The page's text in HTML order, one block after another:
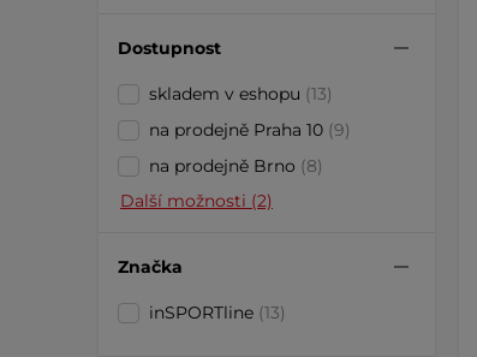
Dostupnost
skladem v eshopu (13)
na prodejně Praha 10 (9)
na prodejně Brno (8)
Další možnosti (2)
Značka
inSPORTline (13)